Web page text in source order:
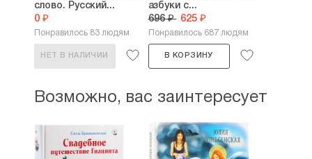
слово. Русский...
0 ₽
Понравилось 83 людям
НЕТ В НАЛИЧИИ
азбуки с...
696 ₽ 625 ₽
Понравилось 687 людям
В КОРЗИНУ
Возможно, вас заинтересует